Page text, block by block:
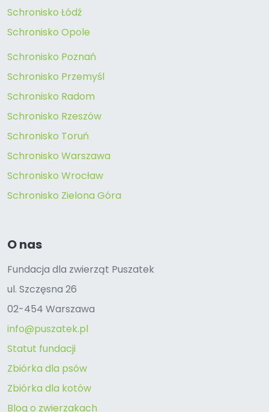
Schronisko Łódź
Schronisko Opole
Schronisko Poznań
Schronisko Przemyśl
Schronisko Radom
Schronisko Rzeszów
Schronisko Toruń
Schronisko Warszawa
Schronisko Wrocław
Schronisko Zielona Góra
O nas
Fundacja dla zwierząt Puszatek
ul. Szczęsna 26
02-454 Warszawa
info@puszatek.pl
Statut fundacji
Zbiórka dla psów
Zbiórka dla kotów
Blog o zwierzakach